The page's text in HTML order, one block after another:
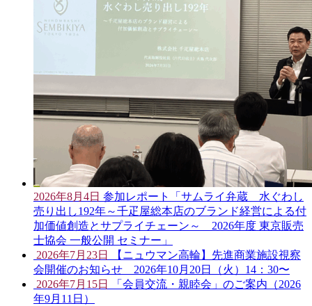
2026年8月4日 参加レポート「サムライ弁蔵 水ぐわし
売り出し192年～千疋屋総本店のブランド経営による付
加価値創造とサプライチェーン～ 2026年度 東京販売
士協会 一般公開 セミナー」
2026年7月23日
【ニュウマン高輪】先進商業施設視察
会開催のお知らせ 2026年10月20日（火）14：30〜
2026年7月15日
「会員交流・親睦会」のご案内（2026
年9月11日）